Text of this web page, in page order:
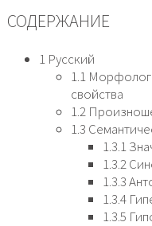
СОДЕРЖАНИЕ
1 Русский
1.1
свойства
1.2
1.3
1.3.1
1.3.2
1.3.3
1.3.4
1.3.5